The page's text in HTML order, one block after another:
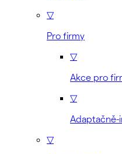
▽
Pro firmy
▽
Akce pro
▽
▽